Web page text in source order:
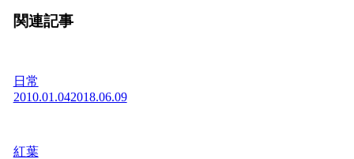
関連記事
日常
2010.01.042018.06.09
紅葉